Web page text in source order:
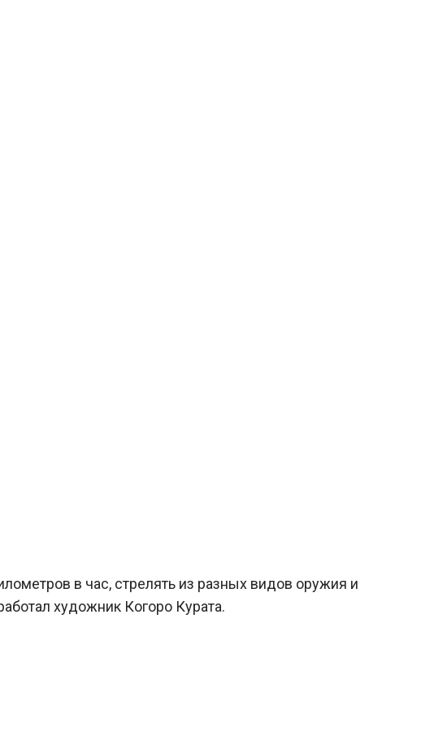
в час, стрелять из разных видов оружия и
художник Когоро Курата.